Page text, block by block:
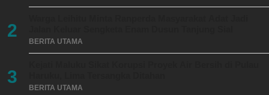
2
BERITA UTAMA
3
BERITA UTAMA